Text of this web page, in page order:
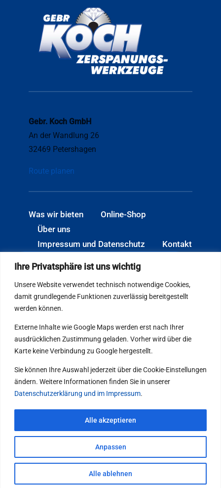
Ihre Privatsphäre ist uns wichtig
Unsere Website verwendet technisch notwendige Cookies,
damit grundlegende Funktionen zuverlässig bereitgestellt
werden können.
Externe Inhalte wie Google Maps werden erst nach Ihrer
ausdrücklichen Zustimmung geladen. Vorher wird über die
Karte keine Verbindung zu Google hergestellt.
Sie können Ihre Auswahl jederzeit über die Cookie-Einstellungen
ändern. Weitere Informationen finden Sie in unserer
Datenschutzerklärung und im Impressum.
Anpassen
Alle ablehnen
Alle akzeptieren
Gebr. Koch GmbH
An der Wandlung 26
32469 Petershagen
Route planen
Was wir bieten
Online-Shop
Über uns
Impressum und Datenschutz
Kontakt
Öffnungszeiten: Mo.–Do. 06:30–
17:00 Uhr · Fr. 06:30–15:00 Uhr
© 2026 Gebr. Koch GmbH